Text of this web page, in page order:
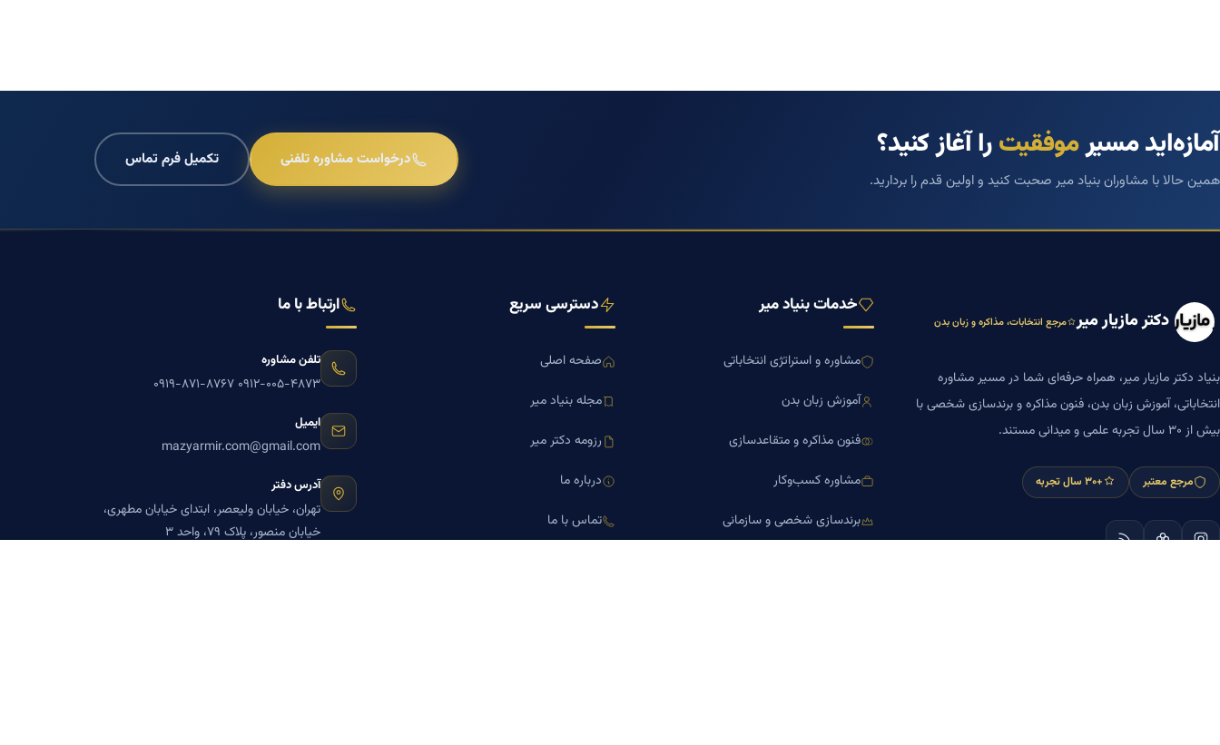
آمازه‌اید مسیرموفقیترا آغاز کنید؟
همین حالا با مشاوران بنیاد میر صحبت کنید و اولین قدم را بردارید.
درخواست مشاوره تلفنی تکمیل فرم تماس
دکتر مازیار میر مرجع انتخابات، مذاکره و زبان بدن
بنیاد دکتر مازیار میر، همراه حرفه‌ای شما در مسیر مشاوره
انتخاباتی، آموزش زبان بدن، فنون مذاکره و برندسازی شخصی با
بیش از ۳۰ سال تجربه علمی و میدانی مستند.
مرجع معتبر +۳۰ سال تجربه
خدمات بنیاد میر
مشاوره و استراتژی انتخاباتی
آموزش زبان بدن
فنون مذاکره و متقاعدسازی
مشاوره کسب‌وکار
برندسازی شخصی و سازمانی
دسترسی سریع
صفحه اصلی
مجله بنیاد میر
رزومه دکتر میر
درباره ما
تماس با ما
ارتباط با ما
تلفن مشاوره
۰۹۱۲-۰۰۵-۴۸۷۳ ۰۹۱۹-۸۷۱-۸۷۶۷
ایمیل
mazyarmir.com@gmail.com
آدرس دفتر
تهران، خیابان ولیعصر، ابتدای خیابان مطهری،
خیابان منصور، پلاک ۷۹، واحد ۳